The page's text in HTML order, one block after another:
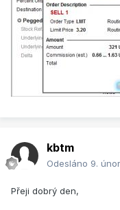
kbtm
Odesláno 9.
Přeji dobrý den,